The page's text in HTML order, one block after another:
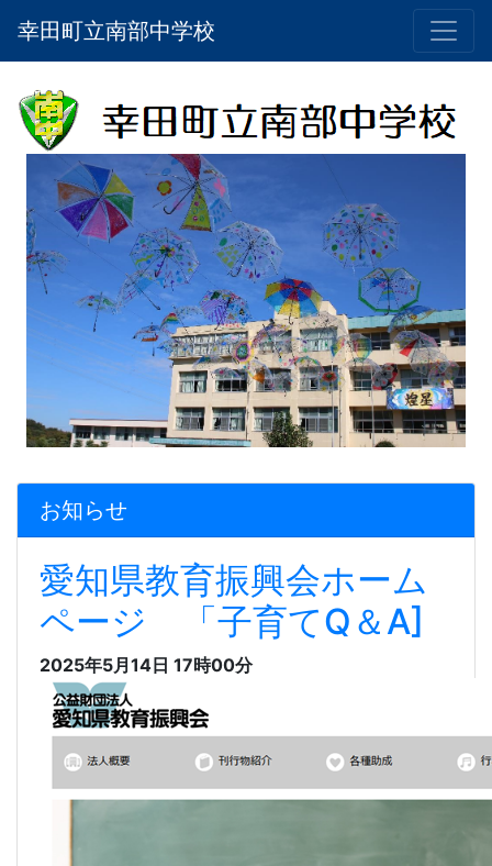
幸田町立南部中学校
お知らせ
愛知県教育振興会ホーム
ページ 「子育てQ＆A]
2025年5月14日 17時00分